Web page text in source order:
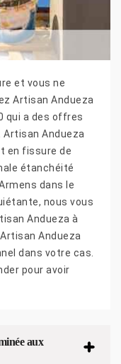
et vous ne
Artisan Andueza
qui a des offres
Andueza
en fissure de
étanchéité
dans le
nous vous
Andueza à
Andueza
dans votre cas.
pour avoir
aux